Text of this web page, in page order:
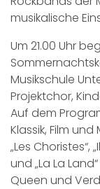
musikalische
Um 21.00 Uhr
Musikschule
Projektchor,
Auf dem
Klassik, Film
„Les Choristes“,
und „La La
Queen und